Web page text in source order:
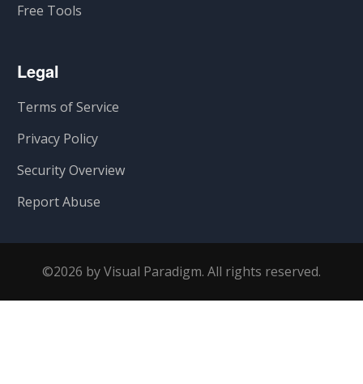
Free Tools
Legal
Terms of Service
Privacy Policy
Security Overview
Report Abuse
©2026 by Visual Paradigm. All rights reserved.